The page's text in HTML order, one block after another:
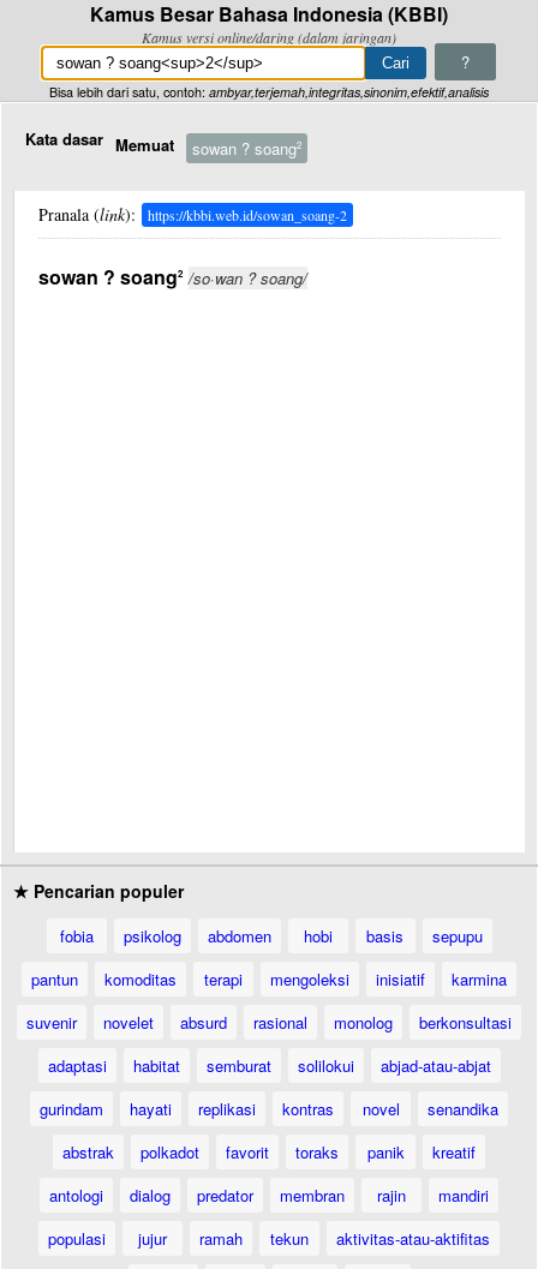
Kamus Besar Bahasa Indonesia (KBBI)
Kamus versi online/daring (dalam jaringan)
?
Bisa lebih dari satu, contoh: ambyar,terjemah,integritas,sinonim,efektif,analisis
Kata dasar Memuat sowan ? soang2
Pranala (link): https://kbbi.web.id/sowan_soang-2
sowan ? soang2 /so·wan ? soang/
★ Pencarian populer
fobia psikolog abdomen hobi basis
sepupu
pantun
komoditas terapi mengoleksi inisiatif
karmina
suvenir
novelet absurd rasional monolog
berkonsultasi
adaptasi
habitat semburat solilokui
abjad-atau-abjat
gurindam
hayati replikasi kontras novel
senandika
abstrak
polkadot favorit toraks panik
kreatif
antologi
dialog predator membran rajin
mandiri
populasi
jujur ramah tekun
aktivitas-atau-aktifitas